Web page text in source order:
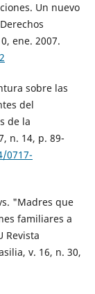
Un nuevo
ene. 2007.
sobre las
del
de la
n. 14, p. 89-
0717-
"Madres que
familiares a
Revista
v. 16, n. 30,